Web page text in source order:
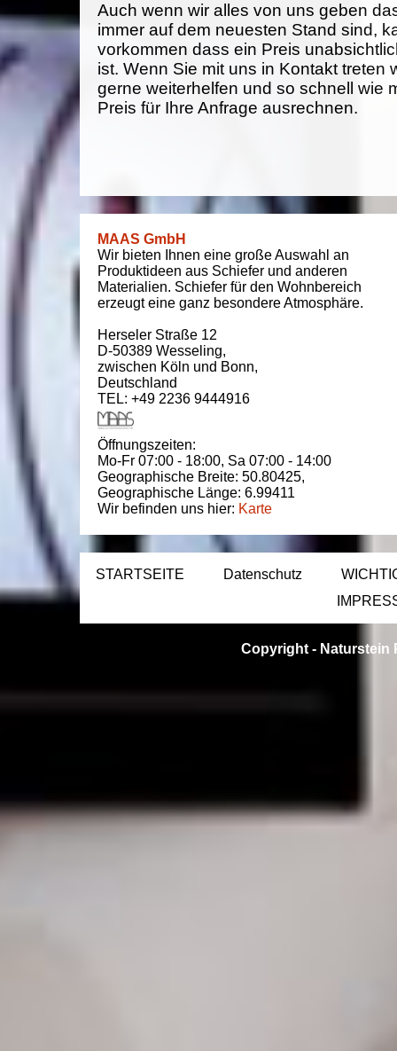
Auch wenn wir alles von uns geben
immer auf dem neuesten Stand sind,
vorkommen dass ein Preis
ist. Wenn Sie mit uns in Kontakt treten
gerne weiterhelfen und so schnell wie
Preis für Ihre Anfrage ausrechnen.
MAAS GmbH
Wir bieten Ihnen eine große Auswahl an
Produktideen aus Schiefer und anderen
Materialien. Schiefer für den Wohnbereich
erzeugt eine ganz besondere Atmosphäre.
Herseler Straße 12
D-50389 Wesseling,
zwischen Köln und Bonn,
Deutschland
TEL: +49 2236 9444916
Öffnungszeiten:
Mo-Fr 07:00 - 18:00, Sa 07:00 - 14:00
Geographische Breite: 50.80425,
Geographische Länge: 6.99411
Wir befinden uns hier: Karte
STARTSEITE Datenschutz
Copyright - Naturstein